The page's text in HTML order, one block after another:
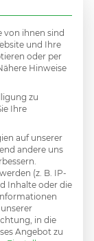
heute
von ihnen sind
und Ihre
oder per
Hinweise
zu
Ihre
auf unserer
andere uns
(z. B. IP-
Inhalte oder die
in die
Angebot zu